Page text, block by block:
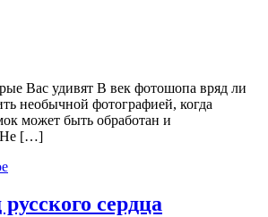
Вас удивят В век фотошопа вряд ли
необычной фотографией, когда
может быть обработан и
Не […]
сердца